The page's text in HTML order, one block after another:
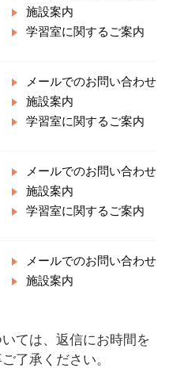
施設案内
学習室に関するご案内
メールでのお問い合わせ
施設案内
学習室に関するご案内
メールでのお問い合わせ
施設案内
学習室に関するご案内
メールでのお問い合わせ
施設案内
ては、返信にお時間を
了承ください。